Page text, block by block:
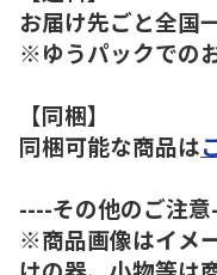
お届け先ごと全国
※ゆうパックでの
【同梱】
同梱可能な商品は
----その他のご注
※商品画像はイメ